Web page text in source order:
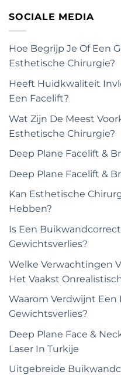
SOCIALE MEDIA
Hoe Begrijp Je Of Een
Esthetische Chirurgie?
Heeft Huidkwaliteit
Een Facelift?
Wat Zijn De Meest
Esthetische Chirurgie?
Deep Plane Facelift &
Deep Plane Facelift &
Kan Esthetische
Hebben?
Is Een
Gewichtsverlies?
Welke Verwachtingen
Het Vaakst
Waarom Verdwijnt Een
Gewichtsverlies?
Deep Plane Face &
Laser In Turkije
Uitgebreide